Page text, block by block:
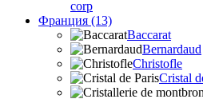
corp
Франция (13)
Baccarat
Bernardaud
Christofle
Cristal